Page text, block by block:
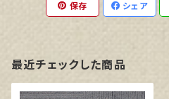
保存 シェア
最近チェックした商品